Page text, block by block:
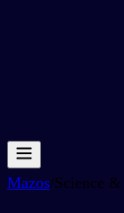
Mazos/Science